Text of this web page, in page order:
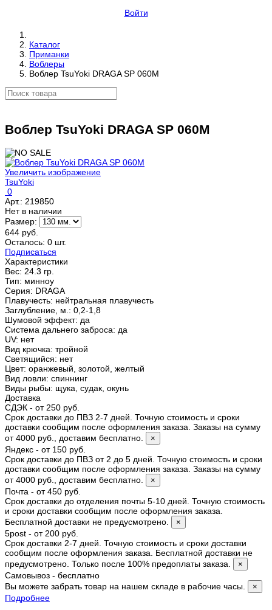
Войти
Каталог
Приманки
Воблеры
Воблер TsuYoki DRAGA SP 060M
Воблер TsuYoki DRAGA SP 060M
Увеличить изображение
TsuYoki
0
Арт.: 219850
Нет в наличии
Размер:
644 руб.
Осталось: 0 шт.
Подписаться
Характеристики
Вес: 24.3 гр.
Тип: минноу
Серия: DRAGA
Плавучесть: нейтральная плавучесть
Заглубление, м. : 0,2-1,8
Шумовой эффект: да
Система дальнего заброса: да
UV: нет
Вид крючка: тройной
Светящийся: нет
Цвет: оранжевый, золотой, желтый
Вид ловли: спиннинг
Виды рыбы: щука, судак, окунь
Доставка
СДЭК - от 250 руб.
Срок доставки до ПВЗ 2-7 дней. Точную стоимость и сроки
доставки сообщим после оформления заказа. Заказы на сумму
от 4000 руб., доставим бесплатно.
×
Яндекс - от 150 руб.
Срок доставки до ПВЗ от 2 до 5 дней. Точную стоимость и сроки
доставки сообщим после оформления заказа. Заказы на сумму
от 4000 руб., доставим бесплатно.
×
Почта - от 450 руб.
Срок доставки до отделения почты 5-10 дней. Точную стоимость
и сроки доставки сообщим после оформления заказа.
Бесплатной доставки не предусмотрено.
×
5post - от 200 руб.
Срок доставки 2-7 дней. Точную стоимость и сроки доставки
сообщим после оформления заказа. Бесплатной доставки не
предусмотрено. Только после 100% предоплаты заказа.
×
Самовывоз - бесплатно
Вы можете забрать товар на нашем складе в рабочие часы.
×
Подробнее